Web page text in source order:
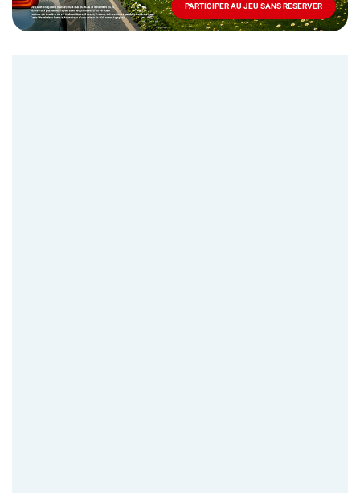
PARTICIPER AU JEU SANS RESERVER
PARTICIPER
AU
JEU